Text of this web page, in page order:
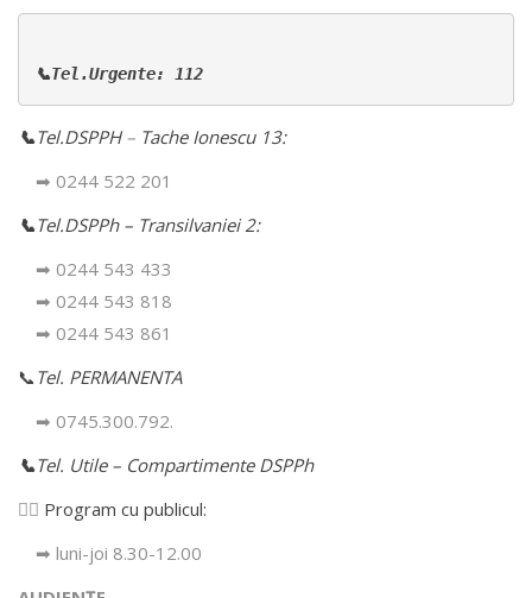
📞Tel.Urgente: 112
📞Tel.DSPPH – Tache Ionescu 13:
➡ 0244 522 201
📞Tel.DSPPh – Transilvaniei 2:
➡ 0244 543 433
➡ 0244 543 818
➡ 0244 543 861
📞 Tel. PERMANENTA
➡ 0745.300.792.
📞Tel. Utile – Compartimente DSPPh
👩‍⚕️ Program cu publicul:
➡ luni-joi 8.30-12.00